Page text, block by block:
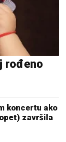
rođeno
koncertu ako
završila